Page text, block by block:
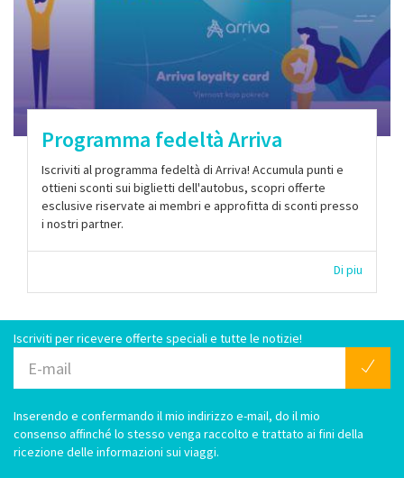
Programma fedeltà Arriva
Iscriviti al programma fedeltà di Arriva! Accumula punti e
ottieni sconti sui biglietti dell'autobus, scopri offerte
esclusive riservate ai membri e approfitta di sconti presso
i nostri partner.
Di piu
Iscriviti per ricevere offerte speciali e tutte le notizie!
Inserendo e confermando il mio indirizzo e-mail, do il mio
consenso affinché lo stesso venga raccolto e trattato ai fini della
ricezione delle informazioni sui viaggi.